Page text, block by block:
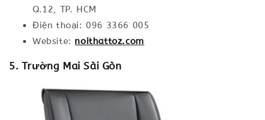
Q.12, TP. HCM
Điện thoại: 096 3366 005
Website: noithattoz.com
5. Trường Mai Sài Gòn